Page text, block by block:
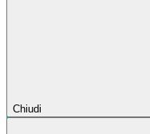
Chiudi